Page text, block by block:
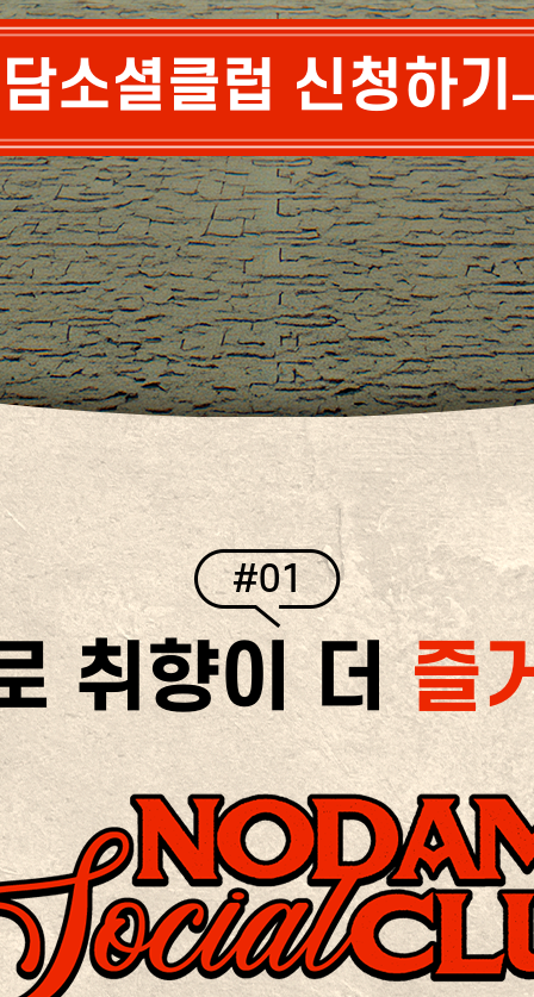
소셜클럽 신청하기
#01
취향이 더즐